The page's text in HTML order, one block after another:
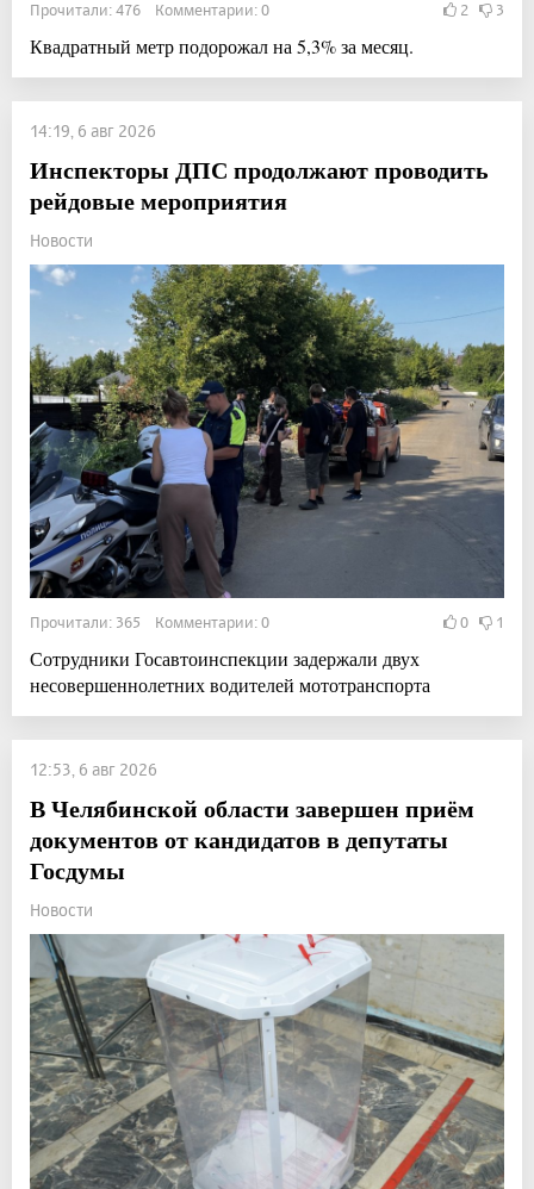
Прочитали: 476 Комментарии: 0 2 3
Квадратный метр подорожал на 5,3% за месяц.
14:19, 6 авг 2026
Инспекторы ДПС продолжают проводить
рейдовые мероприятия
Новости
Прочитали: 365 Комментарии: 0 0 1
Сотрудники Госавтоинспекции задержали двух
несовершеннолетних водителей мототранспорта
12:53, 6 авг 2026
В Челябинской области завершен приём
документов от кандидатов в депутаты
Госдумы
Новости